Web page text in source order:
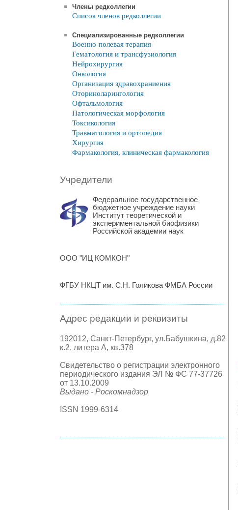
Члены редколлегии
Список членов редколлегии
Специализированные редколлегии
Военно-полевая терапия
Гематология и трансфузиология
Нейрохирургия
Онкология
Организация здравохраниения
Оториноларингология
Офтальмология
Патологическая морфология
Токсикология
Травматология и ортопедия
Хирургия
Фармакология, клиническая фармакология
Учредители
Федеральное государственное
бюджетное учреждение науки
Институт теоретической и
экспериментальной биофизики
Российской академии наук
ООО "ИЦ КОМКОН"
ФГБУ НКЦТ им. С.Н. Голикова ФМБА России
Адрес редакции и реквизиты
192012, Санкт-Петербург, ул.Бабушкина, д.82
к.2, литера А, кв.378
Свидетельство о регистрации электронного
периодического издания ЭЛ № ФС 77-37726
от 13.10.2009
Выдано - Роскомнадзор
ISSN 1999-6314